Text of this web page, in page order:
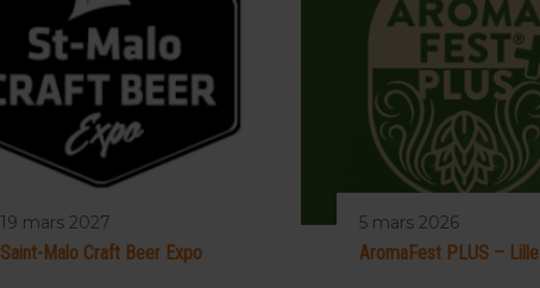
19 mars 2027
Saint-Malo Craft Beer Expo
5 mars 2026
AromaFest PLUS – Lille